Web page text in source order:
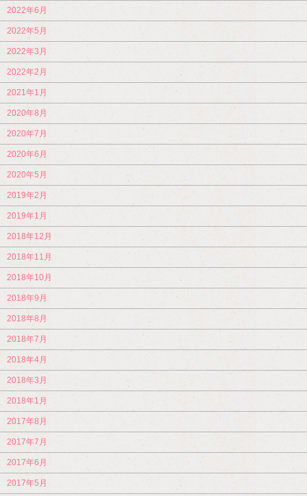
2022年6月
2022年5月
2022年3月
2022年2月
2021年1月
2020年8月
2020年7月
2020年6月
2020年5月
2019年2月
2019年1月
2018年12月
2018年11月
2018年10月
2018年9月
2018年8月
2018年7月
2018年4月
2018年3月
2018年1月
2017年8月
2017年7月
2017年6月
2017年5月